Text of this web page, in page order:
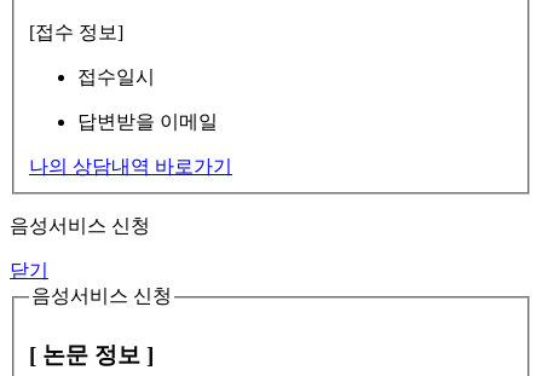
[접수 정보]
접수일시
답변받을 이메일
나의 상담내역 바로가기
음성서비스 신청
닫기
음성서비스 신청
[ 논문 정보 ]